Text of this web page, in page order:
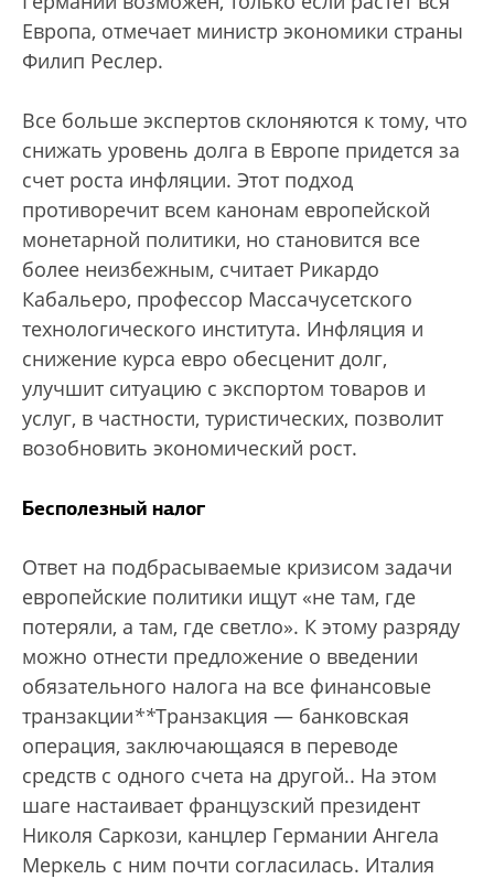
Европа, отмечает министр экономики страны
Филип Реслер.
Все больше экспертов склоняются к тому, что
снижать уровень долга в Европе придется за
счет роста инфляции. Этот подход
противоречит всем канонам европейской
монетарной политики, но становится все
более неизбежным, считает Рикардо
Кабальеро, профессор Mассачусетского
технологического института. Инфляция и
снижение курса евро обесценит долг,
улучшит ситуацию с экспортом товаров и
услуг, в частности, туристических, позволит
возобновить экономический рост.
Бесполезный налог
Ответ на подбрасываемые кризисом задачи
европейские политики ищут «не там, где
потеряли, а там, где светло». К этому разряду
можно отнести предложение о введении
обязательного налога на все финансовые
транзакции**Транзакция — банковская
операция, заключающаяся в переводе
средств с одного счета на другой.. На этом
шаге настаивает французский президент
Николя Саркози, канцлер Германии Ангела
Меркель с ним почти согласилась. Италия